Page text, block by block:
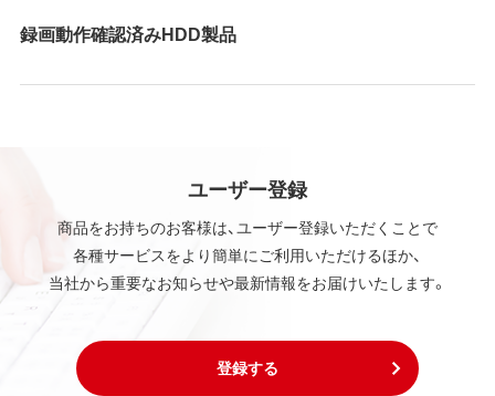
録画動作確認済みHDD製品
ユーザー登録
商品をお持ちのお客様は、ユーザー登録いただくことで
各種サービスをより簡単にご利用いただけるほか、
当社から重要なお知らせや最新情報をお届けいたします。
登録する